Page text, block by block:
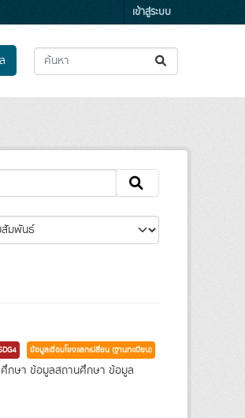
เข้าสู่ระบบ
ข้อมูลเชื่อมโยงแลกเปลี่ยน (ฐานทะเบียน)
ศึกษา ข้อมูลสถานศึกษา ข้อมูล